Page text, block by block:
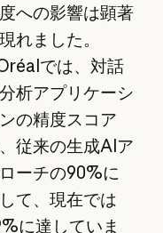
への影響は顕著
れました。
では、対話
析アプリケーシ
の精度スコア
従来の生成AIア
ーチの90%に
て、現在では
に達していま